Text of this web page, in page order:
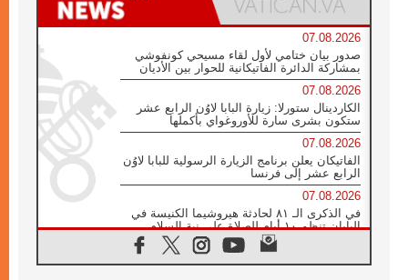
07.08.2026
صدور بيان ختامي لأول لقاء مسيحي كونفوشي
بمشاركة الدائرة الفاتيكانية للحوار بين الأديان
07.08.2026
الكاردينال ستورلا: زيارة البابا لاوُن الرابع عشر
ستكون بشرى سارة للأوروغواي بأكملها
07.08.2026
الفاتيكان يعلن برنامج الزيارة الرسولية للبابا لاوُن
الرابع عشر إلى فرنسا
07.08.2026
في الذكرى الـ ٨١ لحادثة هيروشيما الكنيسة في
اليابان تنظم ١٠ أيام للصلاة على نية السلام
الكنيسة في الأوروغواي: زيارة البابا ستعزز